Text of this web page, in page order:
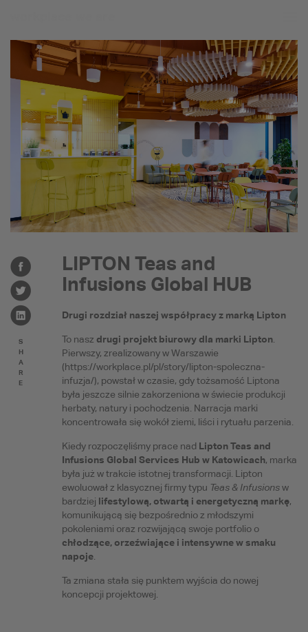
S
H
A
R
E
LIPTON Teas and
Infusions Global HUB
Drugi rozdział naszej współpracy z marką Lipton
To nasz drugi projekt biurowy dla marki Lipton.
Pierwszy, zrealizowany w Warszawie
(https://workplace.pl/pl/story/lipton-spoleczna-
infuzja/), powstał w czasie, gdy tożsamość Liptona
była jeszcze silnie zakorzeniona w świecie produkcji
herbaty, natury i pochodzenia. Narracja marki
koncentrowała się wokół ziemi, liści i rytuału parzenia.
Kiedy rozpoczęliśmy prace nad Lipton Teas and
Infusions Global Services Hub w Katowicach, marka
była już w trakcie istotnej transformacji. Lipton
ewoluował z klasycznej firmy typu Teas & Infusionsw
bardziej lifestylową, otwartą i energetyczną markę,
komunikującą się bezpośrednio z młodszymi
pokoleniami oraz rozwijającą swoje portfolio o
chłodzące, orzeźwiające i intensywne w smaku
napoje.
Ta zmiana stała się punktem wyjścia do nowej
koncepcji projektowej.